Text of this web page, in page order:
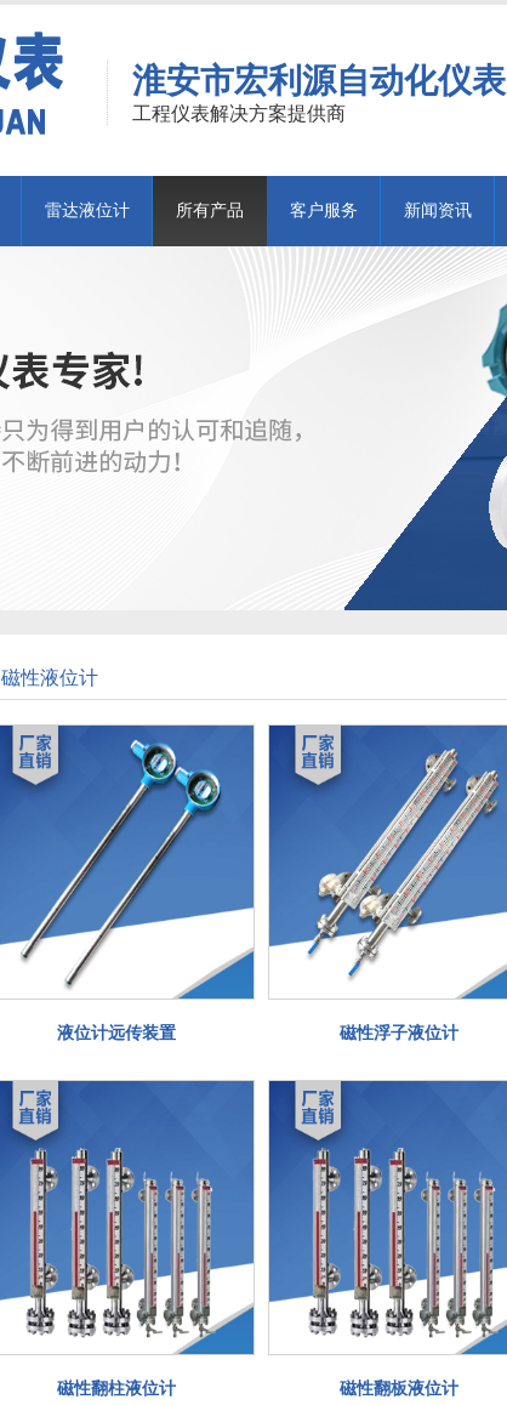
淮安市宏利源自动化仪表
工程仪表解决方案提供商
雷达液位计 所有产品 客户服务 新闻资讯
磁性液位计
液位计远传装置 磁性浮子液位计
磁性翻柱液位计 磁性翻板液位计